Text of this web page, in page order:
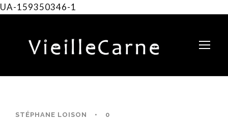
UA-159350346-1
STÉPHANE LOISON • 0